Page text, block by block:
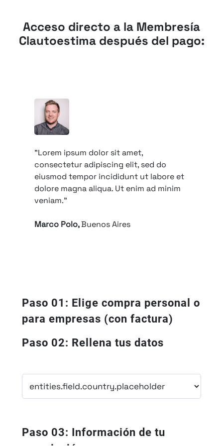
Acceso directo a la Membresía
Clautoestima después del pago:
"Lorem ipsum dolor sit amet,
consectetur adipiscing elit, sed do
eiusmod tempor incididunt ut labore et
dolore magna aliqua. Ut enim ad minim
veniam."
Marco Polo,Buenos Aires
Paso 01: Elige compra personal o
para empresas (con factura)
Paso 02: Rellena tus datos
Paso 03: Información de tu